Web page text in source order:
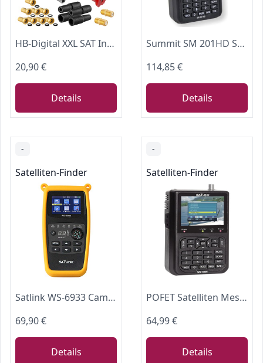
HB-Digital XXL SAT Installationsset: digitaler Sat-Finder mit Display + Abisolierer + Montageschlüssel + Aufdrehhilfe + 8X F-Stecker vergoldet + 2X Verbinder + 4X Gummitülle Wetterschutz Werkzeugset
20,90 €
Details
Summit SM 201HD Satelliten Messgerät I Sat Finder für DVB-S/S2 I Digital
114,85 €
Details
-
Satelliten-Finder
Satlink WS-6933 Camping Satfinder HD DVB-S + DVB-S2 8PSK SAT Messgerät EU
69,90 €
Details
-
Satelliten-Finder
POFET Satelliten Messgerät Sat Finder, Satelliten-Finder-Signalmessgerät, mit 3.5in LCD Display Daten Digitales Satellitensignal Finder Meter
64,99 €
Details